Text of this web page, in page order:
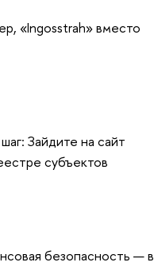
«Ingosstrah» вместо
Зайдите на сайт
субъектов
безопасность — в